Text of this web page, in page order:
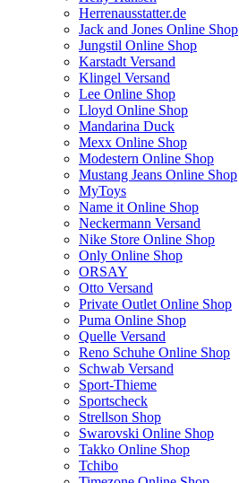
Herrenausstatter.de
Jack and Jones Online Shop
Jungstil Online Shop
Karstadt Versand
Klingel Versand
Lee Online Shop
Lloyd Online Shop
Mandarina Duck
Mexx Online Shop
Modestern Online Shop
Mustang Jeans Online Shop
MyToys
Name it Online Shop
Neckermann Versand
Nike Store Online Shop
Only Online Shop
ORSAY
Otto Versand
Private Outlet Online Shop
Puma Online Shop
Quelle Versand
Reno Schuhe Online Shop
Schwab Versand
Sport-Thieme
Sportscheck
Strellson Shop
Swarovski Online Shop
Takko Online Shop
Tchibo